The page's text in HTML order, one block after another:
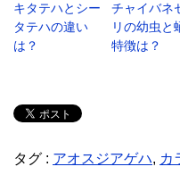
キタテハとシー
タテハの違い
は？
チャイバネ
リの幼虫と
特徴は？
タグ : アオスジアゲハ, カ